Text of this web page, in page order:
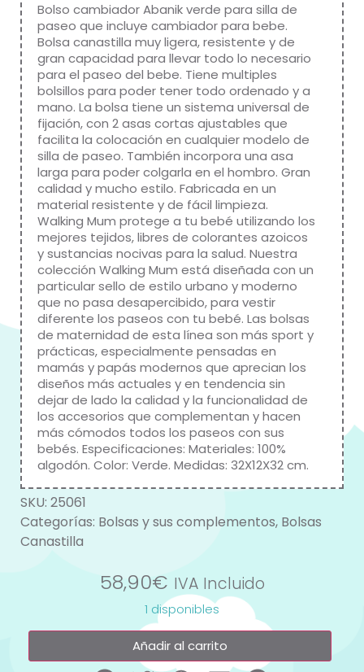
Bolso cambiador Abanik verde para silla de
paseo que incluye cambiador para bebe.
Bolsa canastilla muy ligera, resistente y de
gran capacidad para llevar todo lo necesario
para el paseo del bebe. Tiene multiples
bolsillos para poder tener todo ordenado y a
mano. La bolsa tiene un sistema universal de
fijación, con 2 asas cortas ajustables que
facilita la colocación en cualquier modelo de
silla de paseo. También incorpora una asa
larga para poder colgarla en el hombro. Gran
calidad y mucho estilo. Fabricada en un
material resistente y de fácil limpieza.
Walking Mum protege a tu bebé utilizando los
mejores tejidos, libres de colorantes azoicos
y sustancias nocivas para la salud. Nuestra
colección Walking Mum está diseñada con un
particular sello de estilo urbano y moderno
que no pasa desapercibido, para vestir
diferente los paseos con tu bebé. Las bolsas
de maternidad de esta línea son más sport y
prácticas, especialmente pensadas en
mamás y papás modernos que aprecian los
diseños más actuales y en tendencia sin
dejar de lado la calidad y la funcionalidad de
los accesorios que complementan y hacen
más cómodos todos los paseos con sus
bebés. Especificaciones: Materiales: 100%
algodón. Color: Verde. Medidas: 32X12X32 cm.
SKU: 25061
Categorías: Bolsas y sus complementos, Bolsas
Canastilla
58,90€ IVA Incluido
1 disponibles
Añadir al carrito